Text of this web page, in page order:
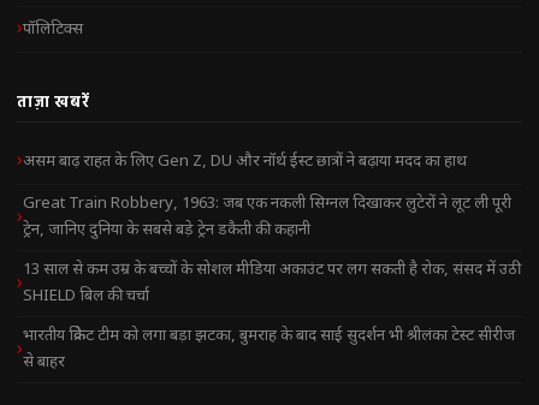
पॉलिटिक्स
ताज़ा खबरें
असम बाढ़ राहत के लिए Gen Z, DU और नॉर्थ ईस्ट छात्रों ने बढ़ाया मदद का हाथ
Great Train Robbery, 1963: जब एक नकली सिग्नल दिखाकर लुटेरों ने लूट ली पूरी
ट्रेन, जानिए दुनिया के सबसे बड़े ट्रेन डकैती की कहानी
13 साल से कम उम्र के बच्चों के सोशल मीडिया अकाउंट पर लग सकती है रोक, संसद में उठी
SHIELD बिल की चर्चा
भारतीय क्रिकेट टीम को लगा बड़ा झटका, बुमराह के बाद साई सुदर्शन भी श्रीलंका टेस्ट सीरीज
से बाहर